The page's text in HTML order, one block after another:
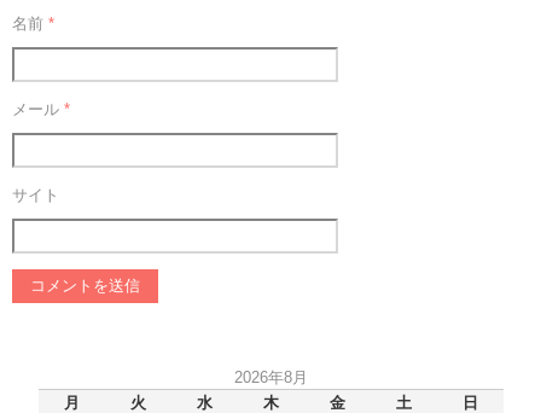
名前 *
メール *
サイト
2026年8月
月
火 水 木 金 土 日